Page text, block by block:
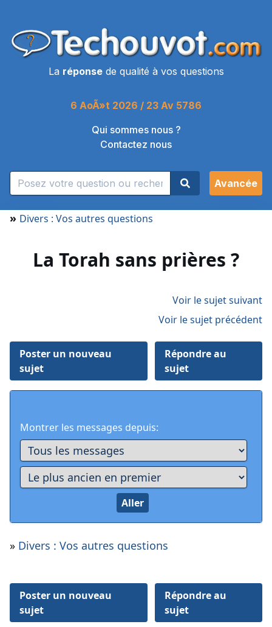
La réponsede qualité à vos questions
6 AoÃ»t 2026 / 23 Av 5786
Qui sommes nous ?
Contactez nous
Avancée
» Divers : Vos autres questions
La Torah sans prières ?
Voir le sujet suivant
Voir le sujet précédent
Poster un nouveau
sujet
Répondre au
sujet
Montrer les messages depuis:
» Divers : Vos autres questions
Poster un nouveau
sujet
Répondre au
sujet